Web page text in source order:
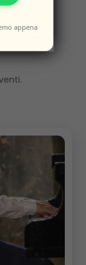
appena